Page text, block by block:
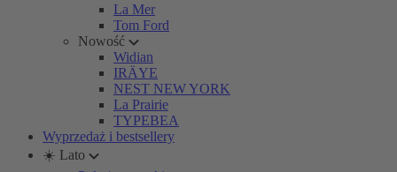
La Mer
Tom Ford
Nowość
Widian
IRÄYE
NEST NEW YORK
La Prairie
TYPEBEA
Wyprzedaż i bestsellery
☀️ Lato